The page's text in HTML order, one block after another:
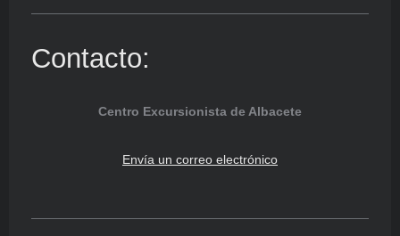
Contacto:
Centro Excursionista de Albacete
Envía un correo electrónico